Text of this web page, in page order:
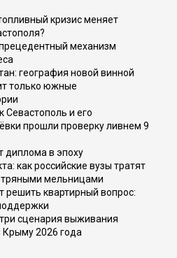
кризис меняет
механизм
география новой винной
только южные
Севастополь и его
прошли проверку ливнем 9
диплома в эпоху
как российские вузы тратят
мельницами
решить квартирный вопрос:
сценария выживания
Крыму 2026 года